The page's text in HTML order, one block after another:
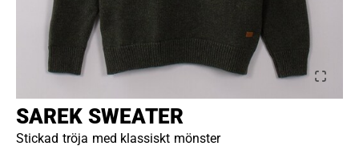
SAREK SWEATER
Stickad tröja med klassiskt mönster